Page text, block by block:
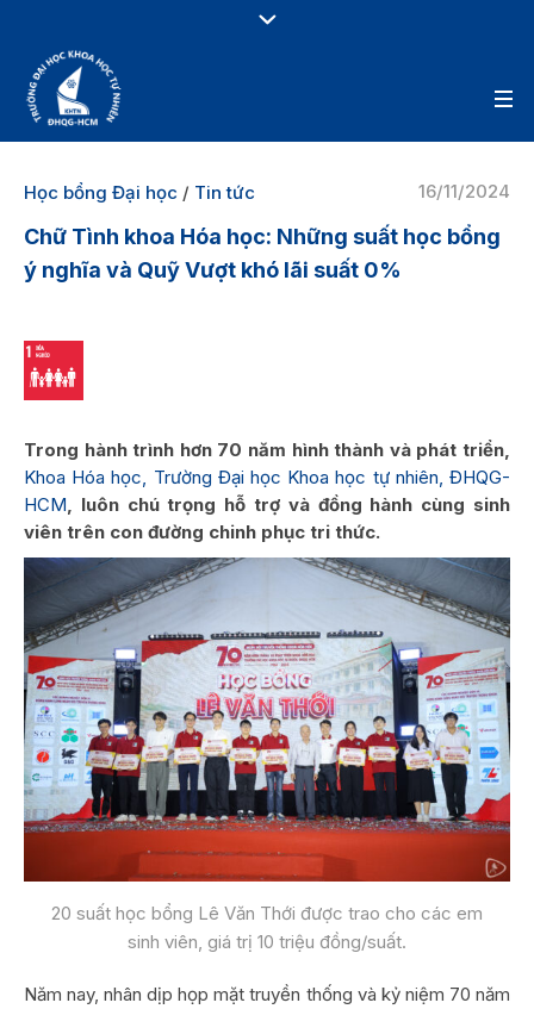
16/11/2024
Học bổng Đại học / Tin tức
Chữ Tình khoa Hóa học: Những suất học bổng
ý nghĩa và Quỹ Vượt khó lãi suất 0%
Trong hành trình hơn 70 năm hình thành và phát triển,
Khoa Hóa học, Trường Đại học Khoa học tự nhiên, ĐHQG-
HCM, luôn chú trọng hỗ trợ và đồng hành cùng sinh
viên trên con đường chinh phục tri thức.
20 suất học bổng Lê Văn Thới được trao cho các em
sinh viên, giá trị 10 triệu đồng/suất.
Năm nay, nhân dịp họp mặt truyền thống và kỷ niệm 70 năm